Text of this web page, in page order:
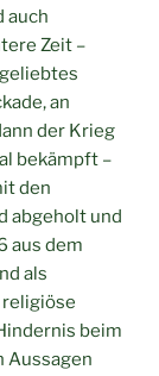
auch
Zeit –
an
der Krieg
bekämpft –
den
abgeholt und
aus dem
als
religiöse
beim
Aussagen